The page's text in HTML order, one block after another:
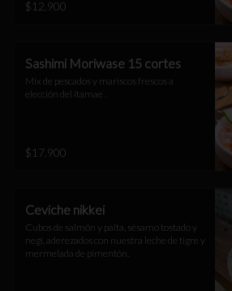
$12.900
Sashimi Moriwase 15 cortes
Mix de pescados y mariscos frescos a
elección del itamae .
$17.900
Ceviche nikkei
Cubos de salmón y palta, sésamo tostado y
negi, aderezados con nuestra leche de tigre y
mermelada de pimentón.